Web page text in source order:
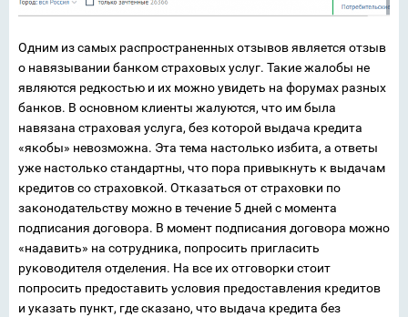
Одним из самых распространенных отзывов является отзыв
о навязывании банком страховых услуг. Такие жалобы не
являются редкостью и их можно увидеть на форумах разных
банков. В основном клиенты жалуются, что им была
навязана страховая услуга, без которой выдача кредита
«якобы» невозможна. Эта тема настолько избита, а ответы
уже настолько стандартны, что пора привыкнуть к выдачам
кредитов со страховкой. Отказаться от страховки по
законодательству можно в течение 5 дней с момента
подписания договора. В момент подписания договора можно
«надавить» на сотрудника, попросить пригласить
руководителя отделения. На все их отговорки стоит
попросить предоставить условия предоставления кредитов
и указать пункт, где сказано, что выдача кредита без